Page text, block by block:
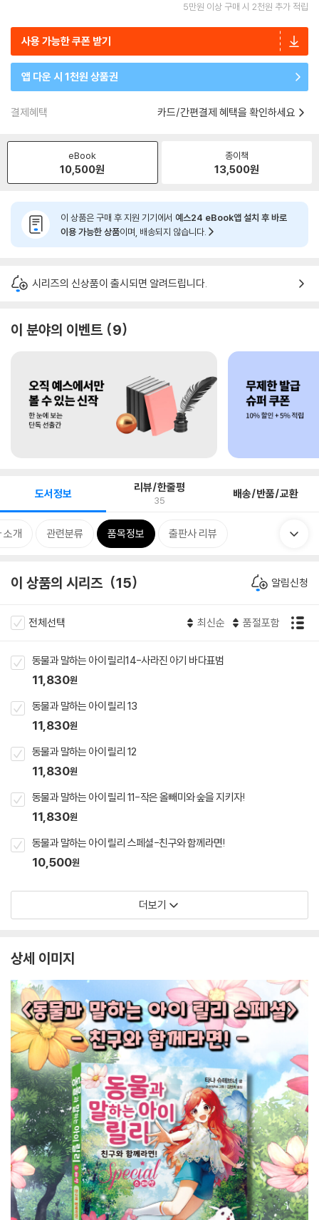
5만원 이상 구매 시 2천원 추가 적립
사용 가능한 쿠폰 받기
앱 다운 시 1천원 상품권
결제혜택 카드/간편결제 혜택을 확인하세요
eBook
10,500원
종이책
13,500원
이 상품은 구매 후 지원 기기에서 예스24 eBook앱 설치 후 바로
이용 가능한 상품이며, 배송되지 않습니다.
시리즈의 신상품이 출시되면 알려드립니다.
이 분야의 이벤트 9
도서정보 리뷰/한줄평
35 배송/반품/교환
소개 관련분류 품목정보 출판사 리뷰
이 상품의 시리즈 15 알림신청
전체선택 최신순 품절포함
동물과 말하는 아이 릴리14-사라진 아기 바다표범
11,830원
동물과 말하는 아이 릴리 13
11,830원
동물과 말하는 아이 릴리 12
11,830원
동물과 말하는 아이 릴리 11-작은 올빼미와 숲을 지키자!
11,830원
동물과 말하는 아이 릴리 스페셜-친구와 함께라면!
10,500원
더보기
상세 이미지